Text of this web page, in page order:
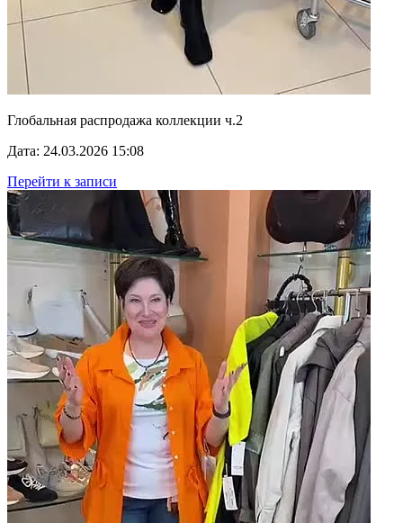
Глобальная распродажа коллекции ч.2
Дата: 24.03.2026 15:08
Перейти к записи